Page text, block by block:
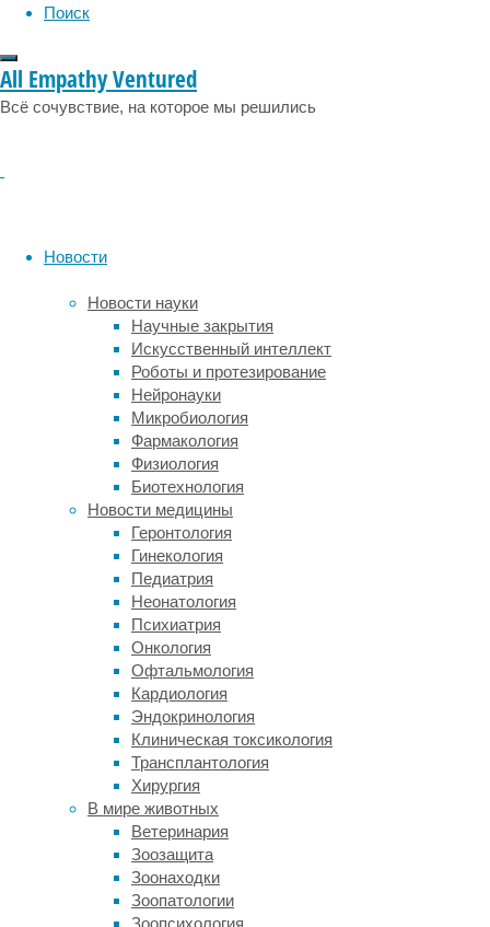
Поиск
All Empathy Ventured
Всё сочувствие, на которое мы решились
Новости
Новости науки
Научные закрытия
Искусственный интеллект
Роботы и протезирование
Нейронауки
Микробиология
Фармакология
Физиология
Биотехнология
Новости медицины
Геронтология
Гинекология
Педиатрия
Неонатология
Психиатрия
Онкология
Офтальмология
Кардиология
Эндокринология
Клиническая токсикология
Трансплантология
Хирургия
В мире животных
Ветеринария
Зоозащита
Зоонаходки
Зоопатологии
Зоопсихология
света
в
окружающей
в
время
суток
летом
или
зимой
не
так
велики
Арктике.
Летом
солнце
почти
не
заходит,
зимой
его
практически
нет.
По
этой
причине
организмы
полярных
животных
должны
подстраиваться